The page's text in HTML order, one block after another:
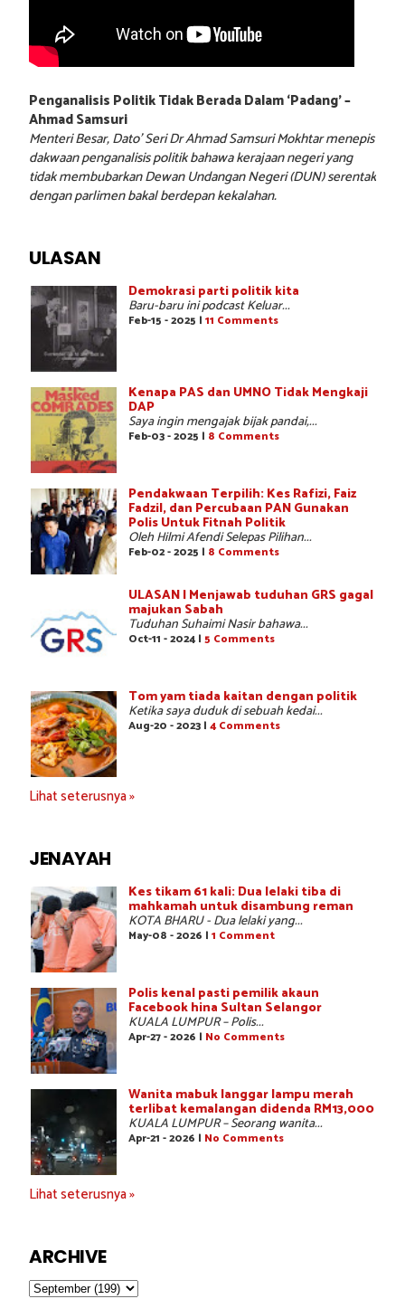
Penganalisis Politik Tidak Berada Dalam ‘Padang’ –
Ahmad Samsuri
Menteri Besar, Dato’ Seri Dr Ahmad Samsuri Mokhtar menepis
dakwaan penganalisis politik bahawa kerajaan negeri yang
tidak membubarkan Dewan Undangan Negeri (DUN) serentak
dengan parlimen bakal berdepan kekalahan.
ULASAN
Demokrasi parti politik kita
Baru-baru ini podcast Keluar...
Feb-15 - 2025 | 11 Comments
Kenapa PAS dan UMNO Tidak Mengkaji
DAP
Saya ingin mengajak bijak pandai,...
Feb-03 - 2025 | 8 Comments
Pendakwaan Terpilih: Kes Rafizi, Faiz
Fadzil, dan Percubaan PAN Gunakan
Polis Untuk Fitnah Politik
Oleh Hilmi Afendi Selepas Pilihan...
Feb-02 - 2025 | 8 Comments
ULASAN | Menjawab tuduhan GRS gagal
majukan Sabah
Tuduhan Suhaimi Nasir bahawa...
Oct-11 - 2024 | 5 Comments
Tom yam tiada kaitan dengan politik
Ketika saya duduk di sebuah kedai...
Aug-20 - 2023 | 4 Comments
Lihat seterusnya »
JENAYAH
Kes tikam 61 kali: Dua lelaki tiba di
mahkamah untuk disambung reman
KOTA BHARU - Dua lelaki yang...
May-08 - 2026 | 1 Comment
Polis kenal pasti pemilik akaun
Facebook hina Sultan Selangor
KUALA LUMPUR – Polis...
Apr-27 - 2026 | No Comments
Wanita mabuk langgar lampu merah
terlibat kemalangan didenda RM13,000
KUALA LUMPUR – Seorang wanita...
Apr-21 - 2026 | No Comments
Lihat seterusnya »
ARCHIVE